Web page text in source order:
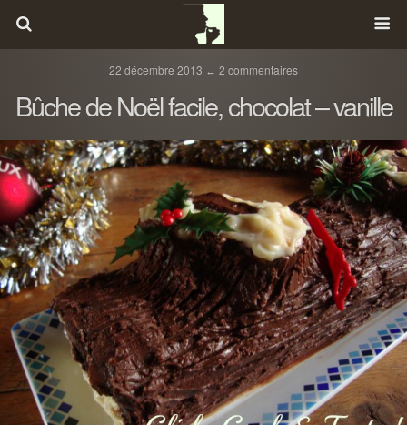
22 décembre 2013 ↔ 2 commentaires
Bûche de Noël facile, chocolat – vanille